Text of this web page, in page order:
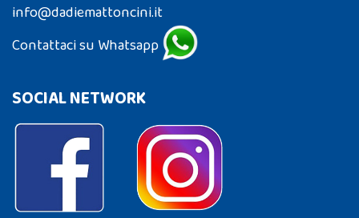
info@dadiemattoncini.it
Contattaci su Whatsapp
SOCIAL NETWORK